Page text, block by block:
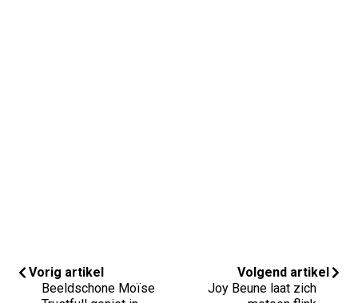
Vorig artikel
Beeldschone Moïse
Volgend artikel
Joy Beune laat zich